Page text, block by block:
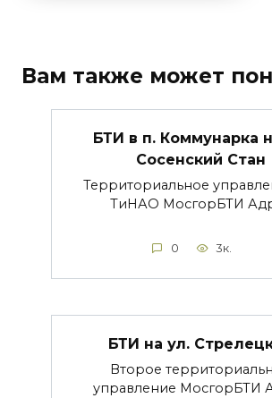
Вам также может
БТИ в п. Коммунарка
Сосенский Стан
Территориальное
ТиНАО МосгорБТИ
0 3к.
БТИ на ул.
Второе
управление МосгорБТИ